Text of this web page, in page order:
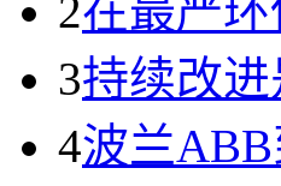
2在最严
3持续改
4波兰